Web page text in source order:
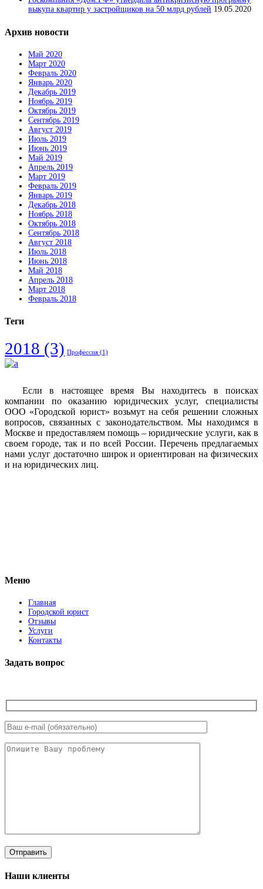
выкупа квартир у застройщиков на 50 млрд рублей 19.05.2020
Архив новости
Май 2020
Март 2020
Февраль 2020
Январь 2020
Декабрь 2019
Ноябрь 2019
Октябрь 2019
Сентябрь 2019
Август 2019
Июль 2019
Июнь 2019
Май 2019
Апрель 2019
Март 2019
Февраль 2019
Январь 2019
Декабрь 2018
Ноябрь 2018
Октябрь 2018
Сентябрь 2018
Август 2018
Июль 2018
Июнь 2018
Май 2018
Апрель 2018
Март 2018
Февраль 2018
Теги
2018 (3) Профессия (1)
Если в настоящее время Вы находитесь в поисках
компании по оказанию юридических услуг, специалисты
ООО «Городской юрист» возьмут на себя решении сложных
вопросов, связанных с законодательством. Мы находимся в
Москве и предоставляем помощь – юридические услуги, как в
своем городе, так и по всей России. Перечень предлагаемых
нами услуг достаточно широк и ориентирован на физических
и на юридических лиц.
Меню
Главная
Городской юрист
Отзывы
Услуги
Контакты
Задать вопрос
Наши клиенты